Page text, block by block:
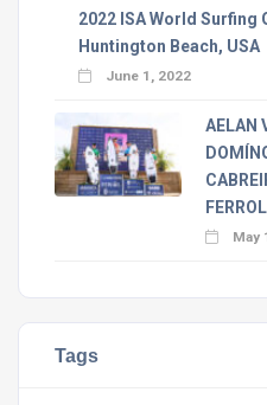
2022 ISA World Surfing
Huntington Beach, USA
June 1, 2022
AELAN
May
Tags